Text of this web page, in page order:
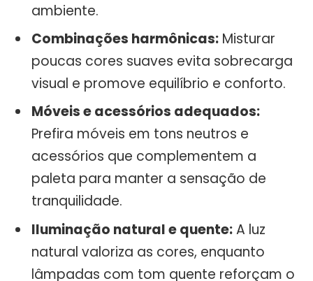
ambiente.
Combinações harmônicas: Misturar
poucas cores suaves evita sobrecarga
visual e promove equilíbrio e conforto.
Móveis e acessórios adequados:
Prefira móveis em tons neutros e
acessórios que complementem a
paleta para manter a sensação de
tranquilidade.
Iluminação natural e quente:A luz
natural valoriza as cores, enquanto
lâmpadas com tom quente reforçam o